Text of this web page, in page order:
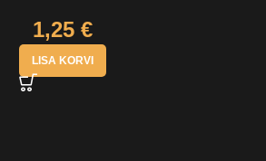
1,25 €
LISA KORVI